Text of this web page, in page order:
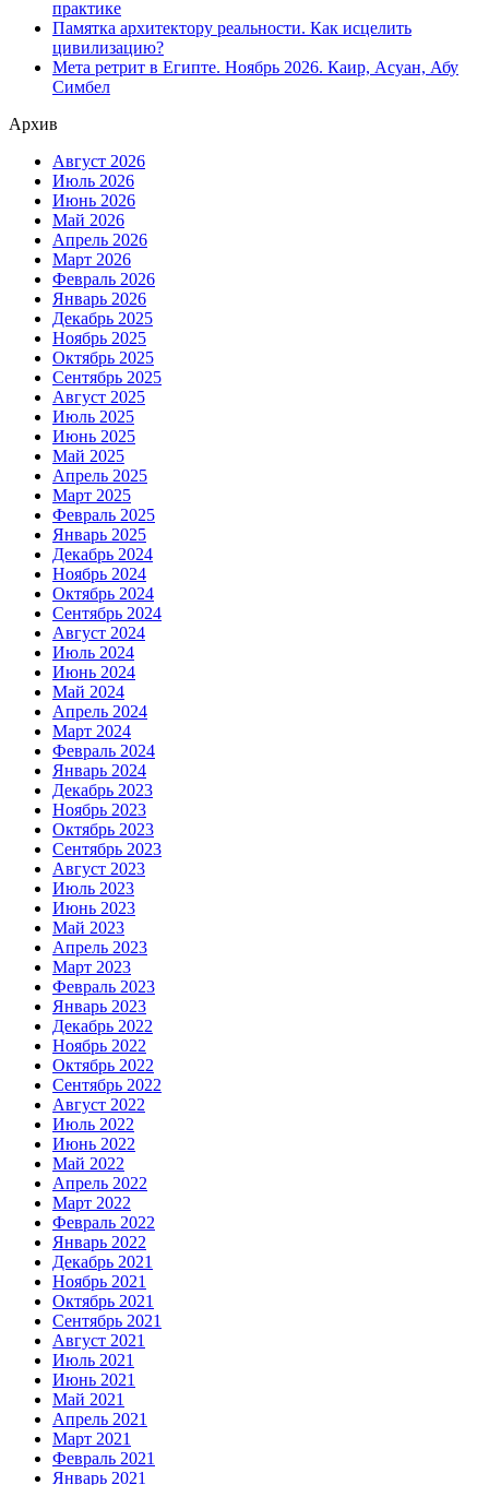
практике
Памятка архитектору реальности. Как исцелить
цивилизацию?
Мета ретрит в Египте. Ноябрь 2026. Каир, Асуан, Абу
Симбел
Архив
Август 2026
Июль 2026
Июнь 2026
Май 2026
Апрель 2026
Март 2026
Февраль 2026
Январь 2026
Декабрь 2025
Ноябрь 2025
Октябрь 2025
Сентябрь 2025
Август 2025
Июль 2025
Июнь 2025
Май 2025
Апрель 2025
Март 2025
Февраль 2025
Январь 2025
Декабрь 2024
Ноябрь 2024
Октябрь 2024
Сентябрь 2024
Август 2024
Июль 2024
Июнь 2024
Май 2024
Апрель 2024
Март 2024
Февраль 2024
Январь 2024
Декабрь 2023
Ноябрь 2023
Октябрь 2023
Сентябрь 2023
Август 2023
Июль 2023
Июнь 2023
Май 2023
Апрель 2023
Март 2023
Февраль 2023
Январь 2023
Декабрь 2022
Ноябрь 2022
Октябрь 2022
Сентябрь 2022
Август 2022
Июль 2022
Июнь 2022
Май 2022
Апрель 2022
Март 2022
Февраль 2022
Январь 2022
Декабрь 2021
Ноябрь 2021
Октябрь 2021
Сентябрь 2021
Август 2021
Июль 2021
Июнь 2021
Май 2021
Апрель 2021
Март 2021
Февраль 2021
Январь 2021